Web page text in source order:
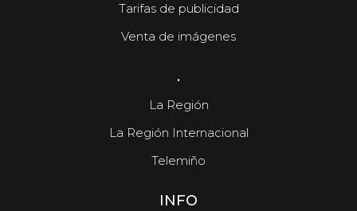
Tarifas de publicidad
Venta de imágenes
.
La Región
La Región Internacional
Telemiño
INFO